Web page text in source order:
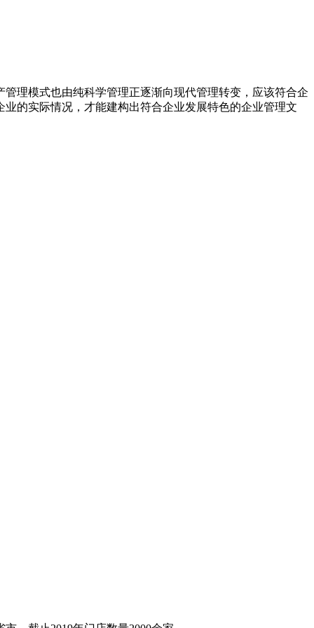
理模式也由纯科学管理正逐渐向现代管理转变，应该符合企
的实际情况，才能建构出符合企业发展特色的企业管理文